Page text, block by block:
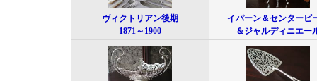
ヴィクトリアン後期
1871～1900
イパーン＆センターピ
＆ジャルディニエー